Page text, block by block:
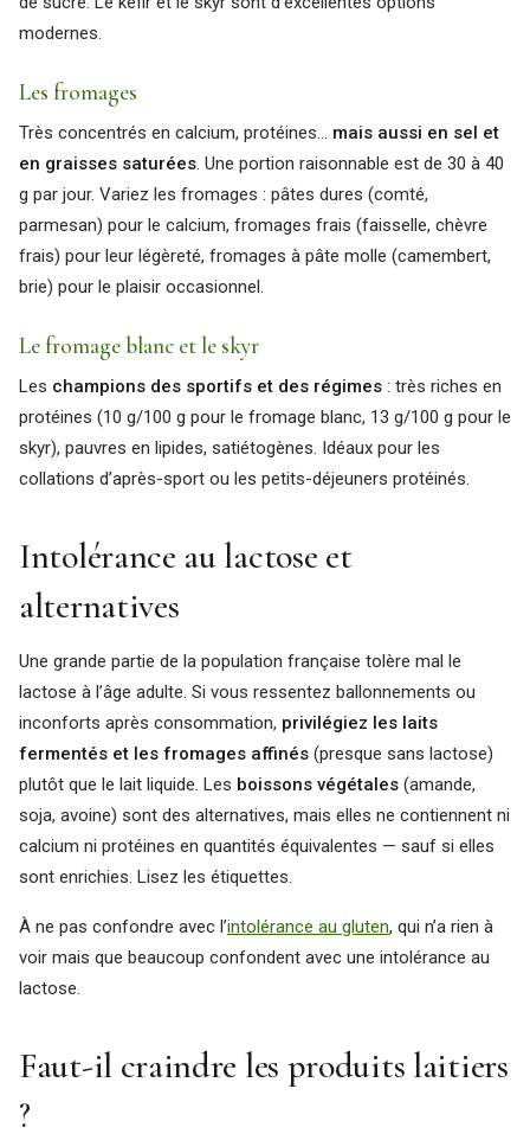
modernes.
Les fromages
Très concentrés en calcium, protéines… mais aussi en sel et
en graisses saturées . Une portion raisonnable est de 30 à 40
g par jour. Variez les fromages : pâtes dures (comté,
parmesan) pour le calcium, fromages frais (faisselle, chèvre
frais) pour leur légèreté, fromages à pâte molle (camembert,
brie) pour le plaisir occasionnel.
Le fromage blanc et le skyr
Les champions des sportifs et des régimes : très riches en
protéines (10 g/100 g pour le fromage blanc, 13 g/100 g pour le
skyr), pauvres en lipides, satiétogènes. Idéaux pour les
collations d’après-sport ou les petits-déjeuners protéinés.
Intolérance au lactose et
alternatives
Une grande partie de la population française tolère mal le
lactose à l’âge adulte. Si vous ressentez ballonnements ou
inconforts après consommation, privilégiez les laits
fermentés et les fromages affinés (presque sans lactose)
plutôt que le lait liquide. Les boissons végétales (amande,
soja, avoine) sont des alternatives, mais elles ne contiennent ni
calcium ni protéines en quantités équivalentes — sauf si elles
sont enrichies. Lisez les étiquettes.
À ne pas confondre avec l’intolérance au gluten, qui n’a rien à
voir mais que beaucoup confondent avec une intolérance au
lactose.
Faut-il craindre les produits laitiers
?